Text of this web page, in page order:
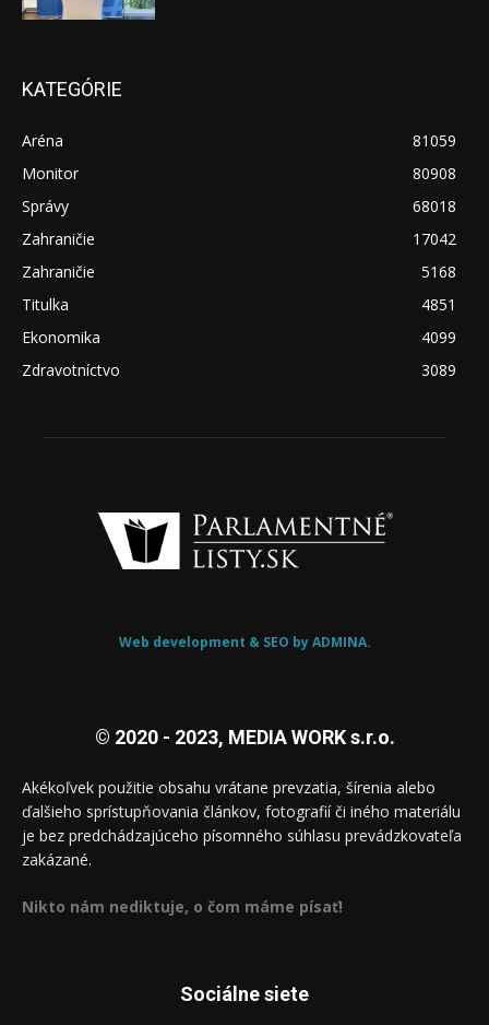
KATEGÓRIE
Aréna
81059
Monitor
80908
Správy
68018
Zahraničie
17042
Zahraničie
5168
Titulka
4851
Ekonomika
4099
Zdravotníctvo
3089
Web development & SEO by ADMINA.
© 2020 - 2023, MEDIA WORK s.r.o.
Akékoľvek použitie obsahu vrátane prevzatia, šírenia alebo
ďalšieho sprístupňovania článkov, fotografií či iného materiálu
je bez predchádzajúceho písomného súhlasu prevádzkovateľa
zakázané.
Nikto nám nediktuje, o čom máme písať!
Sociálne siete